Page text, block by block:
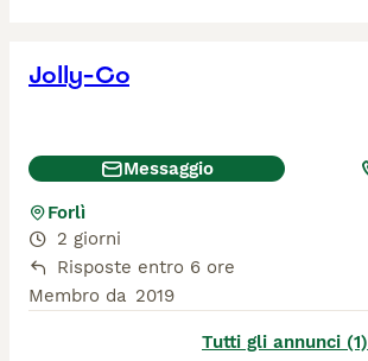
Jolly-Co
Messaggio
Forlì
2 giorni
Risposte entro 6 ore
Membro da 2019
Tutti gli annunci (1)